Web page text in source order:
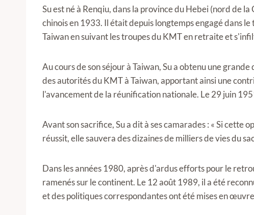
Su est né à Renqiu, dans la province du Hebei (nord de
chinois en 1933. Il était depuis longtemps engagé dans
Taiwan en suivant les troupes du KMT en retraite et
Au cours de son séjour à Taiwan, Su a obtenu une
des autorités du KMT à Taiwan, apportant ainsi une
l'avancement de la réunification nationale. Le 29 juin
Avant son sacrifice, Su a dit à ses camarades : « Si cette
réussit, elle sauvera des dizaines de milliers de vies du
Dans les années 1980, après d'ardus efforts pour le
ramenés sur le continent. Le 12 août 1989, il a été
et des politiques correspondantes ont été mises en